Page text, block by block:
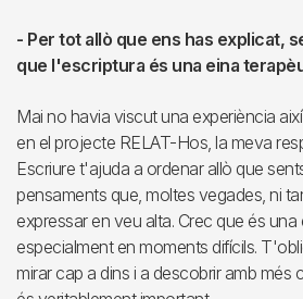
- Per tot allò que ens has explicat,
que l'escriptura és una eina
Mai no havia viscut una experiència
en el projecte RELAT-Hos, la meva
Escriure t'ajuda a ordenar allò que
pensaments que, moltes vegades, ni
expressar en veu alta. Crec que és una
especialment en moments difícils.
mirar cap a dins i a descobrir amb més